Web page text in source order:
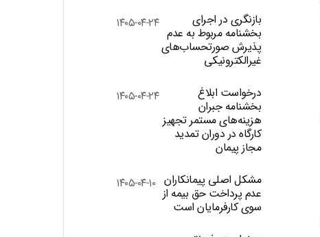
بازنگری در اجرای
بخشنامه مربوط به عدم
پذیرش صورتحساب‌های
غیرالکترونیکی
۱۴۰۵-۰۴-۲۴
درخواست ابلاغ
بخشنامه جبران
هزینه‌های مستمر تجهیز
کارگاه در دوران تمدید
مجاز پیمان
۱۴۰۵-۰۴-۲۴
مشکل اصلی پیمانکاران
عدم پرداخت حق بیمه از
سوی کارفرمایان است
۱۴۰۵-۰۴-۱۰